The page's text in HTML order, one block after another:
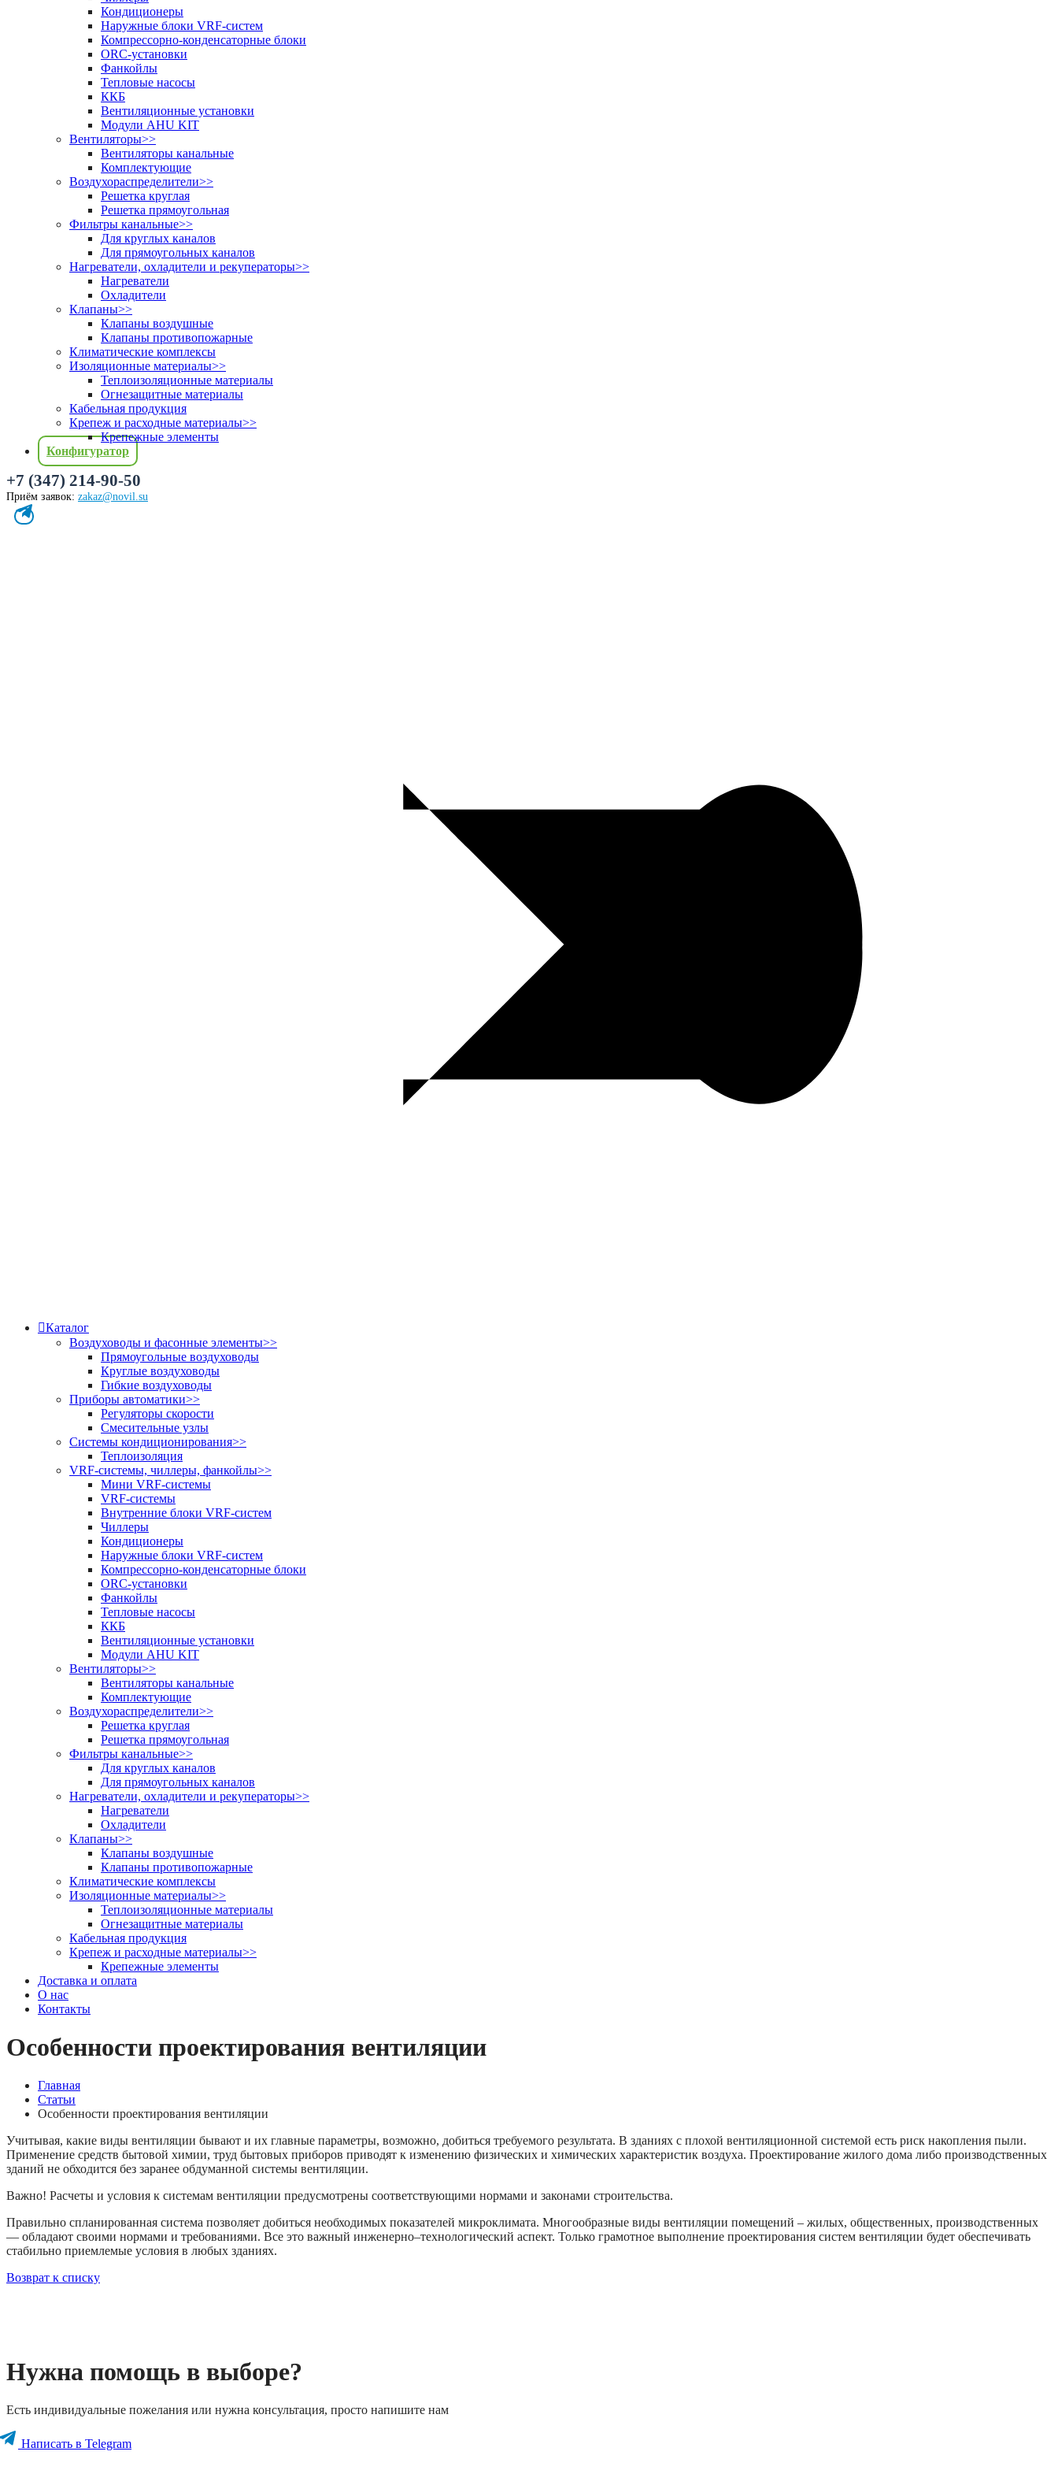
Кондиционеры
Наружные блоки VRF-систем
Компрессорно-конденсаторные блоки
ORC-установки
Фанкойлы
Тепловые насосы
ККБ
Вентиляционные установки
Модули AHU KIT
Вентиляторы>>
Вентиляторы канальные
Комплектующие
Воздухораспределители>>
Решетка круглая
Решетка прямоугольная
Фильтры канальные>>
Для круглых каналов
Для прямоугольных каналов
Нагреватели, охладители и рекуператоры>>
Нагреватели
Охладители
Клапаны>>
Клапаны воздушные
Клапаны противопожарные
Климатические комплексы
Изоляционные материалы>>
Теплоизоляционные материалы
Огнезащитные материалы
Кабельная продукция
Крепеж и расходные материалы>>
Крепежные элементы
Конфигуратор
+7 (347) 214-90-50
Приём заявок: zakaz@novil.su
Каталог
Воздуховоды и фасонные элементы>>
Прямоугольные воздуховоды
Круглые воздуховоды
Гибкие воздуховоды
Приборы автоматики>>
Регуляторы скорости
Смесительные узлы
Системы кондиционирования>>
Теплоизоляция
VRF-системы, чиллеры, фанкойлы>>
Мини VRF-системы
VRF-системы
Внутренние блоки VRF-систем
Чиллеры
Кондиционеры
Наружные блоки VRF-систем
Компрессорно-конденсаторные блоки
ORC-установки
Фанкойлы
Тепловые насосы
ККБ
Вентиляционные установки
Модули AHU KIT
Вентиляторы>>
Вентиляторы канальные
Комплектующие
Воздухораспределители>>
Решетка круглая
Решетка прямоугольная
Фильтры канальные>>
Для круглых каналов
Для прямоугольных каналов
Нагреватели, охладители и рекуператоры>>
Нагреватели
Охладители
Клапаны>>
Клапаны воздушные
Клапаны противопожарные
Климатические комплексы
Изоляционные материалы>>
Теплоизоляционные материалы
Огнезащитные материалы
Кабельная продукция
Крепеж и расходные материалы>>
Крепежные элементы
Доставка и оплата
О нас
Контакты
Особенности проектирования вентиляции
Главная
Статьи
Особенности проектирования вентиляции
Учитывая, какие виды вентиляции бывают и их главные параметры, возможно, добиться требуемого результата. В зданиях с плохой вентиляционной системой есть риск накопления пыли.
Применение средств бытовой химии, труд бытовых приборов приводят к изменению физических и химических характеристик воздуха. Проектирование жилого дома либо производственных
зданий не обходится без заранее обдуманной системы вентиляции.
Важно! Расчеты и условия к системам вентиляции предусмотрены соответствующими нормами и законами строительства.
Правильно спланированная система позволяет добиться необходимых показателей микроклимата. Многообразные виды вентиляции помещений – жилых, общественных, производственных
— обладают своими нормами и требованиями. Все это важный инженерно–технологический аспект. Только грамотное выполнение проектирования систем вентиляции будет обеспечивать
стабильно приемлемые условия в любых зданиях.
Возврат к списку
Нужна помощь в выборе?
Есть индивидуальные пожелания или нужна консультация, просто напишите нам
Написать в Telegram